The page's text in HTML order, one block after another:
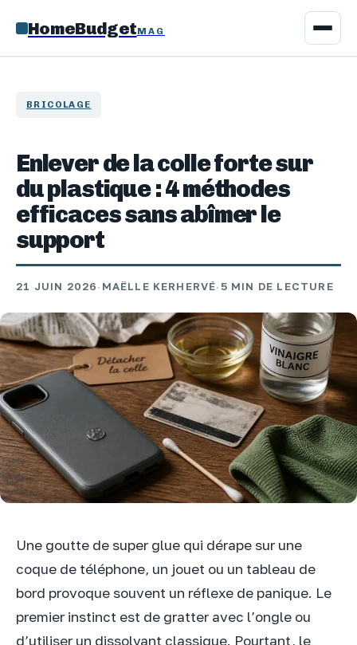
HomeBudgetMAG
BRICOLAGE
Enlever de la colle forte sur
du plastique : 4 méthodes
efficaces sans abîmer le
support
21 JUIN 2026· MAËLLE KERHERVÉ· 5 MIN DE LECTURE
Une goutte de super glue qui dérape sur une
coque de téléphone, un jouet ou un tableau de
bord provoque souvent un réflexe de panique. Le
premier instinct est de gratter avec l’ongle ou
d’utiliser un dissolvant classique. Pourtant, le